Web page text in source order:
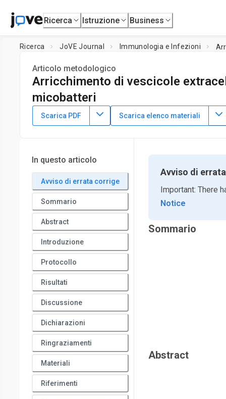
Ricerca Istruzione Business
Ricerca JoVE Journal Immunologia e Infezioni
Articolo metodologico
Arricchimento di vescicole
micobatteri
DOI: 10.3791/65138 8 dicembre 2023
Praapti Jayaswal1,Mohd Ilyas1,Kuljit Singh1,2,Saurabh
Bacterial Pathogenesis Laboratory, Infectious Diseases
Clinical
Research Complex for Eastern Region
Scarica PDF Scarica elenco materiali
In questo articolo
Avviso di errata corrige
Sommario
Abstract
Introduzione
Protocollo
Risultati
Discussione
Dichiarazioni
Ringraziamenti
Materiali
Riferimenti
Avviso di
Important: There
Notice
Sommario
Abstract